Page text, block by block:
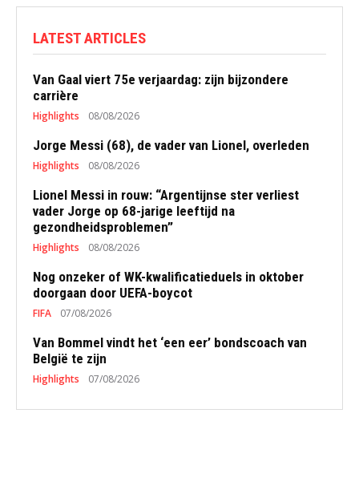
LATEST ARTICLES
Van Gaal viert 75e verjaardag: zijn bijzondere
carrière
Highlights 08/08/2026
Jorge Messi (68), de vader van Lionel, overleden
Highlights 08/08/2026
Lionel Messi in rouw: “Argentijnse ster verliest
vader Jorge op 68-jarige leeftijd na
gezondheidsproblemen”
Highlights 08/08/2026
Nog onzeker of WK-kwalificatieduels in oktober
doorgaan door UEFA-boycot
FIFA 07/08/2026
Van Bommel vindt het ‘een eer’ bondscoach van
België te zijn
Highlights 07/08/2026